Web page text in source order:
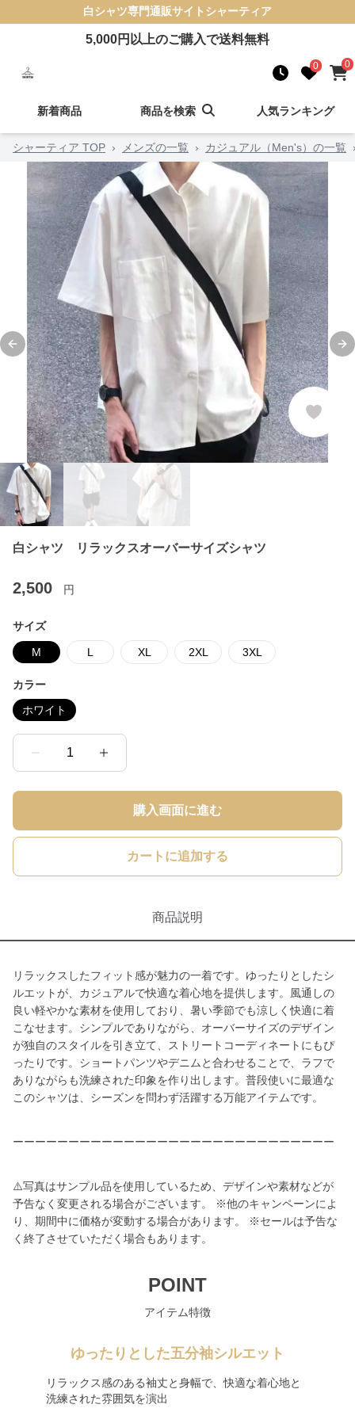
白シャツ専門通販サイト シャーティア
5,000円以上のご購入で送料無料
0 0
新着商品 商品を検索 人気ランキング
シャーティア TOP › メンズの一覧 › カジュアル（Men's）の一覧
Previous slide
白シャツ リラックスオーバーサイズシャツ
2,500 円
サイズ
M L XL 2XL 3XL
カラー
ホワイト
1
購入画面に進む
カートに追加する
商品説明
リラックスしたフィット感が魅力の一着です。ゆったりとしたシ
ルエットが、カジュアルで快適な着心地を提供します。風通しの
良い軽やかな素材を使用しており、暑い季節でも涼しく快適に着
こなせます。シンプルでありながら、オーバーサイズのデザイン
が独自のスタイルを引き立て、ストリートコーディネートにもぴ
ったりです。ショートパンツやデニムと合わせることで、ラフで
ありながらも洗練された印象を作り出します。普段使いに最適な
このシャツは、シーズンを問わず活躍する万能アイテムです。
ーーーーーーーーーーーーーーーーーーーーーーーーーーーーー
⚠️写真はサンプル品を使用しているため、デザインや素材などが
予告なく変更される場合がございます。 ※他のキャンペーンによ
り、期間中に価格が変動する場合があります。 ※セールは予告な
く終了させていただく場合もあります。
POINT
アイテム特徴
ゆったりとした五分袖シルエット
リラックス感のある袖丈と身幅で、快適な着心地と
洗練された雰囲気を演出